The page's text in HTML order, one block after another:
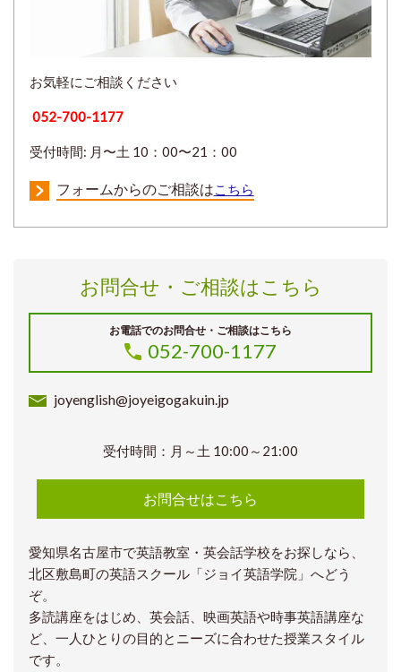
お気軽にご相談ください
052-700-1177
受付時間: 月〜土 10：00〜21：00
フォームからのご相談はこちら
お問合せ・ご相談はこちら
お電話でのお問合せ・ご相談はこちら
052-700-1177
joyenglish@joyeigogakuin.jp
受付時間：月～土 10:00～21:00
お問合せはこちら
愛知県名古屋市で英語教室・英会話学校をお探しなら、
北区敷島町の英語スクール「ジョイ英語学院」へどう
ぞ。
多読講座をはじめ、英会話、映画英語や時事英語講座な
ど、一人ひとりの目的とニーズに合わせた授業スタイル
です。